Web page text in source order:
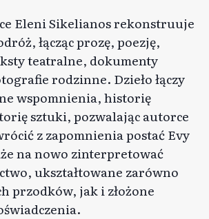
Eleni Sikelianos rekonstruuje
łącząc prozę, poezję,
teatralne, dokumenty
rodzinne. Dzieło łączy
wspomnienia, historię
sztuki, pozwalając autorce
z zapomnienia postać Evy
na nowo zinterpretować
ukształtowane zarówno
przodków, jak i złożone